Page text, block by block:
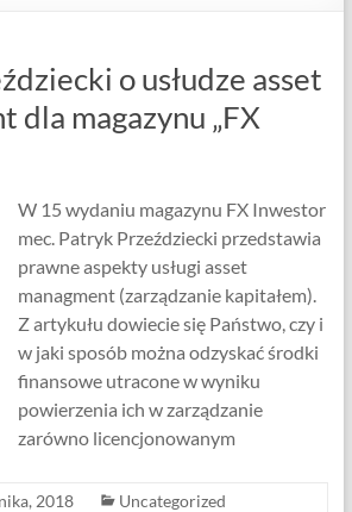
o usłudze asset
dla magazynu „FX
W 15 wydaniu magazynu FX Inwestor
mec. Patryk Przeździecki przedstawia
prawne aspekty usługi asset
managment (zarządzanie kapitałem).
Z artykułu dowiecie się Państwo, czy i
w jaki sposób można odzyskać środki
finansowe utracone w wyniku
powierzenia ich w zarządzanie
zarówno licencjonowanym
2018
Uncategorized